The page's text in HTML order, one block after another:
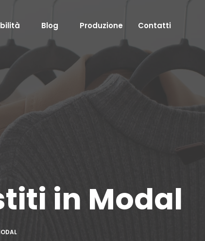
Blog Produzione Contatti
in Modal